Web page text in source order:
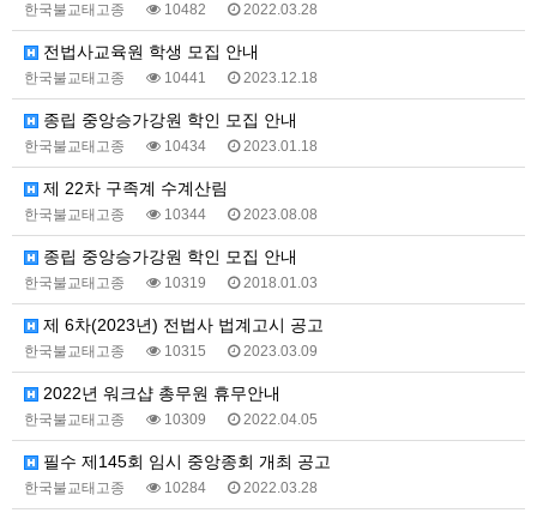
한국불교태고종 10482 2022.03.28
전법사교육원 학생 모집 안내
한국불교태고종 10441 2023.12.18
종립 중앙승가강원 학인 모집 안내
한국불교태고종 10434 2023.01.18
제 22차 구족계 수계산림
한국불교태고종 10344 2023.08.08
종립 중앙승가강원 학인 모집 안내
한국불교태고종 10319 2018.01.03
제 6차(2023년) 전법사 법계고시 공고
한국불교태고종 10315 2023.03.09
2022년 워크샵 총무원 휴무안내
한국불교태고종 10309 2022.04.05
필수 제145회 임시 중앙종회 개최 공고
한국불교태고종 10284 2022.03.28